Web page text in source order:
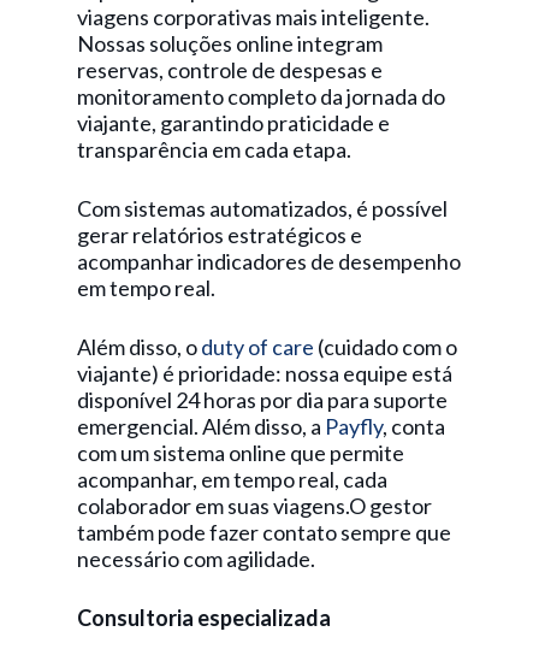
viagens corporativas mais inteligente.
Nossas soluções online integram
reservas, controle de despesas e
monitoramento completo da jornada do
viajante, garantindo praticidade e
transparência em cada etapa.
Com sistemas automatizados, é possível
gerar relatórios estratégicos e
acompanhar indicadores de desempenho
em tempo real.
Além disso, oduty of care (cuidado com o
viajante) é prioridade: nossa equipe está
disponível 24 horas por dia para suporte
emergencial. Além disso, a Payfly, conta
com um sistema online que permite
acompanhar, em tempo real, cada
colaborador em suas viagens.O gestor
também pode fazer contato sempre que
necessário com agilidade.
Consultoria especializada